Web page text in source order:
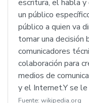
escritura, el habla
un público
público a quien va
tomar una decisión
comunicadores
colaboración para
medios de
y el Internet.Y se le
Fuente: wikipedia.org